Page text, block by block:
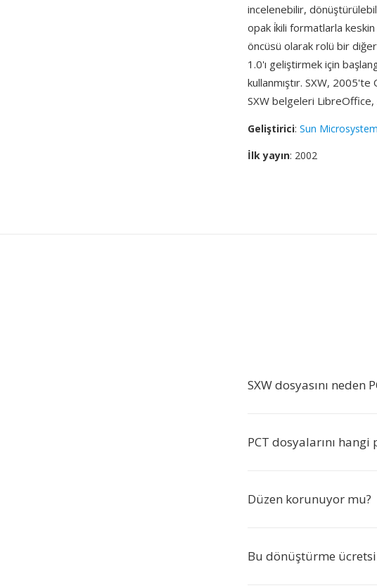
incelenebilir,
opak i̇kili formatlarla
öncüsü olarak rolü bir
1.0'ı geliştirmek için
kullanmıştır. SXW,
SXW belgeleri LibreOffice,
Geliştirici: Sun
İlk yayın: 2002
SXW dosyasını
PCT dosyalarını
Düzen korunuyor mu?
Bu dönüştürme